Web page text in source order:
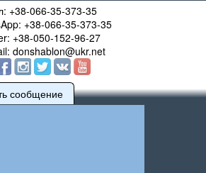
+38-066-35-373-35
+38-066-35-373-35
+38-050-152-96-27
donshablon@ukr.net
сообщение